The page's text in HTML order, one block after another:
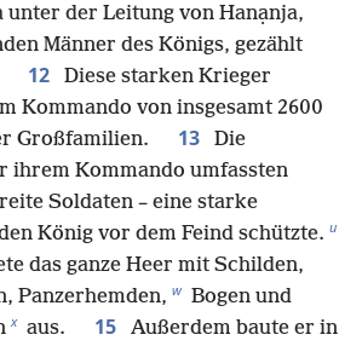
unter der Leitung von Hanạnja,
Männer des Königs, gezählt
12
Diese starken Krieger
Kommando von insgesamt 2600
Großfamilien.
13
Die
Kommando umfassten
Soldaten – eine starke
König vor dem Feind schützte. u
das ganze Heer mit Schilden,
Panzerhemden, w Bogen und
x aus. 15
Außerdem baute er in